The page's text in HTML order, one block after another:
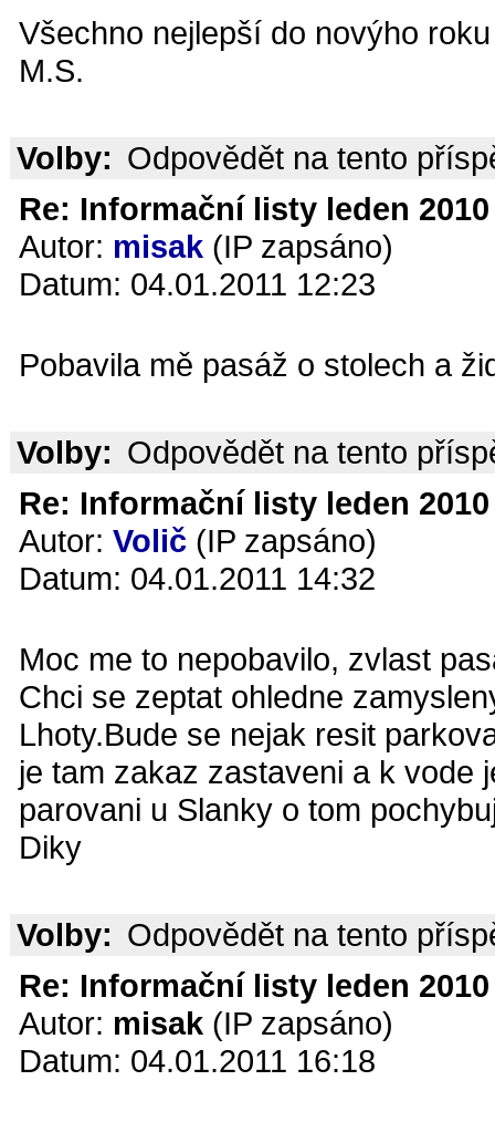
Všechno nejlepší do novýho
M.S.
Volby: Odpovědět na tento
Re: Informační listy leden
Autor: misak (IP zapsáno)
Datum: 04.01.2011 12:23
Pobavila mě pasáž o stolech a
Volby: Odpovědět na tento
Re: Informační listy leden
Autor: Volič (IP zapsáno)
Datum: 04.01.2011 14:32
Moc me to nepobavilo, zvlast
Chci se zeptat ohledne
Lhoty.Bude se nejak resit
je tam zakaz zastaveni a k vode
parovani u Slanky o tom
Diky
Volby: Odpovědět na tento
Re: Informační listy leden
Autor: misak (IP zapsáno)
Datum: 04.01.2011 16:18